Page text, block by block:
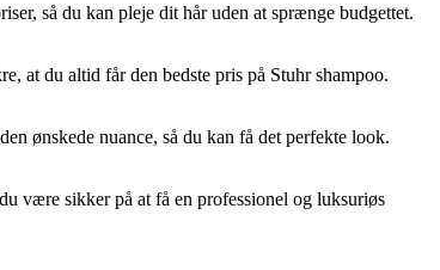
så du kan pleje dit hår uden at sprænge budgettet.
at du altid får den bedste pris på Stuhr shampoo.
ønskede nuance, så du kan få det perfekte look.
være sikker på at få en professionel og luksuriøs